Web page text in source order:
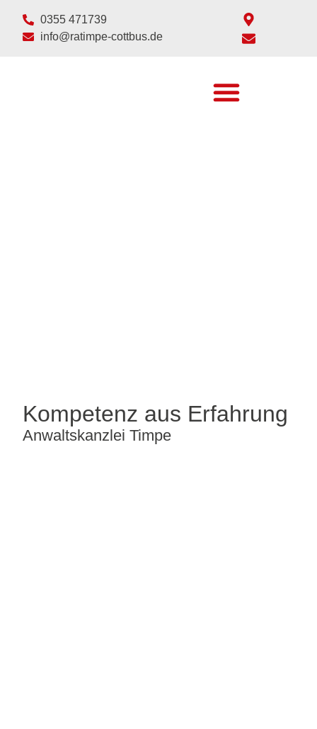
0355 471739
info@ratimpe-cottbus.de
Kompetenz aus Erfahrung
Anwaltskanzlei Timpe